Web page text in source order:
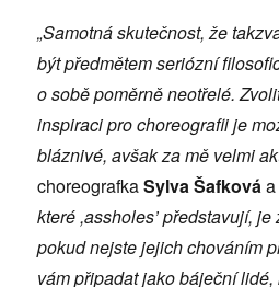
„Samotná skutečnost, že
být předmětem seriózní
osobě poměrněneotřelé.
inspiraci pro choreografii je
bláznivé, avšak za mě velmi
choreografkaSylva Šafková
které ,assholes’ představují, je
pokud nejste jejich chováním
vám připadat jako báječní lidé,